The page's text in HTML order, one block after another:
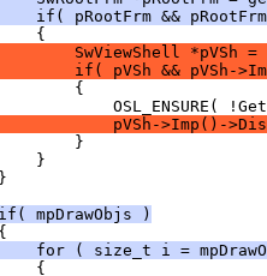
if( pRootFrm &&
SwViewShell *pVSh =
if( pVSh && pVSh-
pVSh->Imp()-
mpDrawObjs )
for ( size_t i =